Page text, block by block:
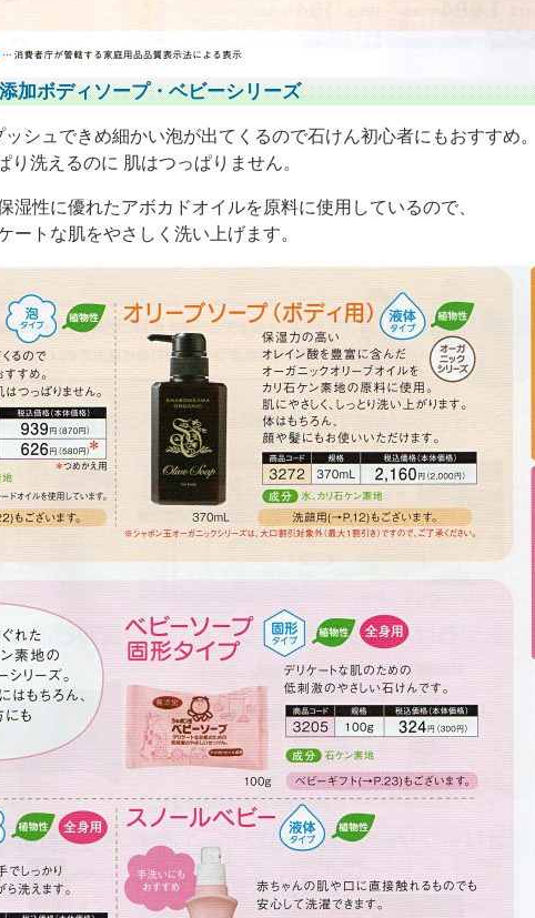
加ボディソープ・ベビーシリーズ
シュできめ細かい泡が出てくるので石けん初心者にもおすすめ。
り洗えるのに 肌はつっぱりません。
湿性に優れたアボカドオイルを原料に使用しているので、
ートな肌をやさしく洗い上げます。